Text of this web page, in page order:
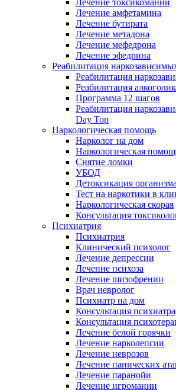
Лечение токсикомании
Лечение амфетамина
Лечение бутирата
Лечение метадона
Лечение мефедрона
Лечение эфедрина
Реабилитация
Реабилитация
Реабилитация
Программа 12 шагов
Реабилитация
Day Top
Наркологическая помощь
Нарколог на дом
Наркологическая
Снятие ломки
УБОД
Детоксикация организма
Тест на наркотики в
Наркологическая скорая
Консультация
Психиатрия
Психиатрия
Клинический психолог
Лечение депрессии
Лечение психоза
Лечение шизофрении
Врач невролог
Психиатр на дом
Консультация психиатра
Консультация
Лечение белой горячки
Лечение нарколепсии
Лечение неврозов
Лечение панических
Лечение паранойи
Лечение игромании